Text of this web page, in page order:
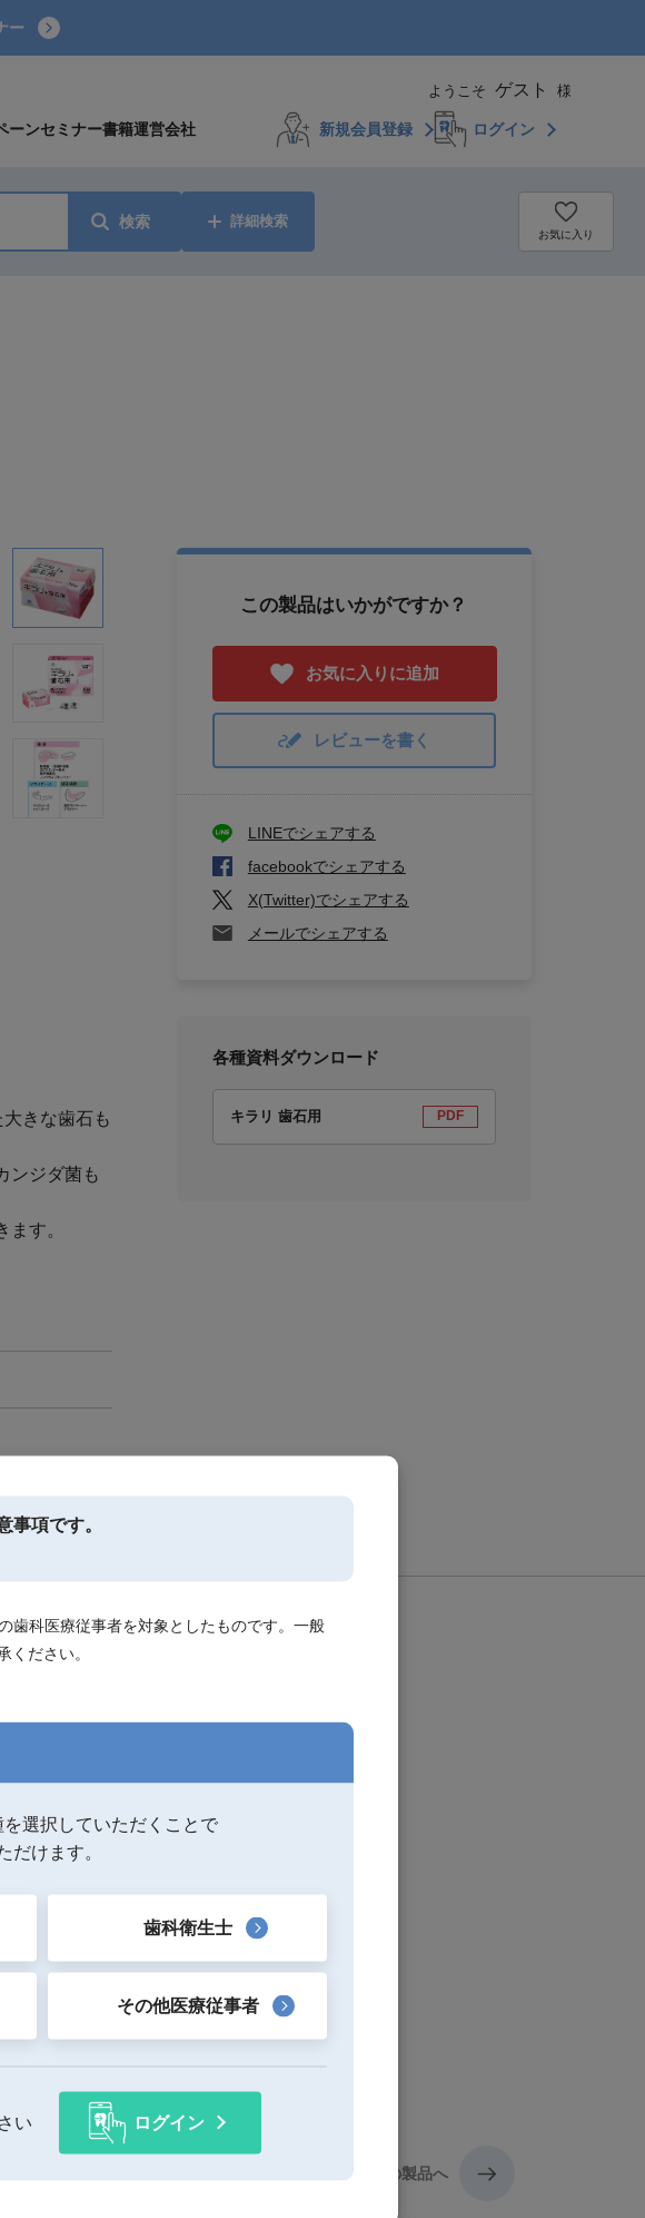
ー
ようこそ ゲスト 様
ーンセミナー書籍運営会社 新規会員登録 ログイン
検索 詳細検索
お気に入り
きな歯石も
ンジダ菌も
す。
この製品はいかがですか？
お気に入りに追加
レビューを書く
LINEでシェアする
facebookでシェアする
X(Twitter)でシェアする
メールでシェアする
各種資料ダウンロード
キラリ 歯石用 PDF
次の製品へ
事項です。
歯科医療従事者を対象としたものです。一般
ください。
選択していただくことで
だけます。
歯科衛生士
その他医療従事者
い ログイン